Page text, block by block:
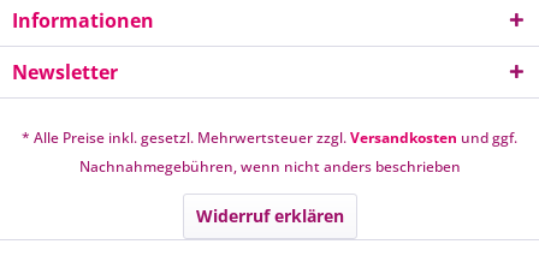
Informationen
Newsletter
* Alle Preise inkl. gesetzl. Mehrwertsteuer zzgl.Versandkosten und ggf.
Nachnahmegebühren, wenn nicht anders beschrieben
Widerruf erklären